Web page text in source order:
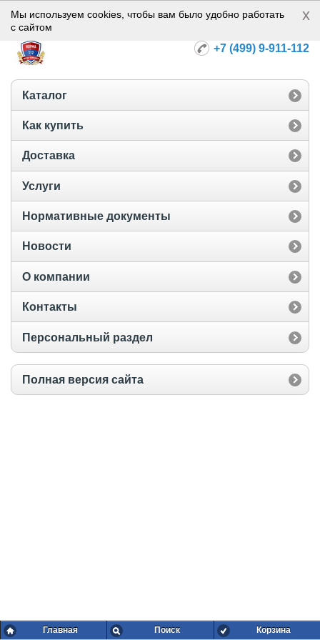
Норма-112
+7 (499) 9-911-112
Каталог
Как купить
Доставка
Услуги
Нормативные документы
Новости
О компании
Контакты
Персональный раздел
Полная версия сайта
Главная Поиск Корзина
Мы используем cookies, чтобы вам было удобно работать
с сайтом
x